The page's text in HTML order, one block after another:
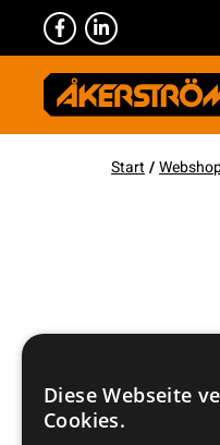
Start /
Diese Webseite
Cookies.